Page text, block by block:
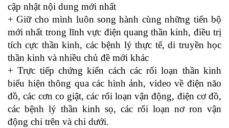
cập nhật nội dung mới nhất
+ Giữ cho mình luôn song hành cùng những tiến bộ
mới nhất trong lĩnh vực điện quang thần kinh, điều trị
tích cực thần kinh, các bệnh lý thực tế, di truyền học
thần kinh và nhiều chủ đề mới khác
+ Trực tiếp chứng kiến cách các rối loạn thần kinh
biểu hiện thông qua các hình ảnh, video về điện não
đồ, các cơn co giật, các rối loạn vận động, điện cơ đồ,
các bệnh lý thần kinh sọ, các rối loạn nơ ron vận
động chi trên và chi dưới.